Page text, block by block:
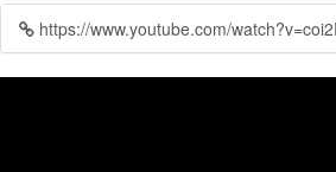
부동산 재태크
https://www.youtube.com/